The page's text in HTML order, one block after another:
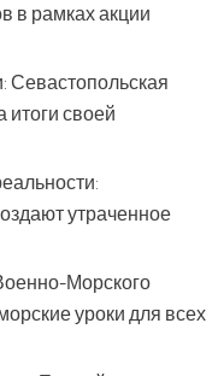
в рамках акции
Севастопольская
итоги своей
утраченное
Морского
уроки для всех